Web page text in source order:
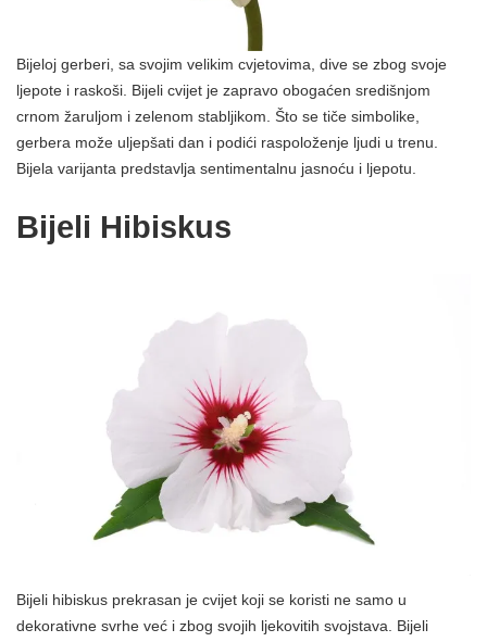
Bijeloj gerberi, sa svojim velikim cvjetovima, dive se zbog svoje
ljepote i raskoši. Bijeli cvijet je zapravo obogaćen središnjom
crnom žaruljom i zelenom stabljikom. Što se tiče simbolike,
gerbera može uljepšati dan i podići raspoloženje ljudi u trenu.
Bijela varijanta predstavlja sentimentalnu jasnoću i ljepotu.
Bijeli Hibiskus
Bijeli hibiskus prekrasan je cvijet koji se koristi ne samo u
dekorativne svrhe već i zbog svojih ljekovitih svojstava. Bijeli